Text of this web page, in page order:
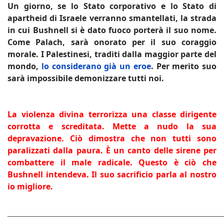
Un giorno, se lo Stato corporativo e lo Stato di
apartheid di Israele verranno smantellati, la strada
in cui Bushnell si è dato fuoco porterà il suo nome.
Come Palach, sarà onorato per il suo coraggio
morale. I Palestinesi, traditi dalla maggior parte del
mondo, lo considerano già un eroe. Per merito suo
sarà impossibile demonizzare tutti noi.
La violenza divina terrorizza una classe dirigente
corrotta e screditata. Mette a nudo la sua
depravazione. Ciò dimostra che non tutti sono
paralizzati dalla paura. È un canto delle sirene per
combattere il male radicale. Questo è ciò che
Bushnell intendeva. Il suo sacrificio parla al nostro
io migliore.